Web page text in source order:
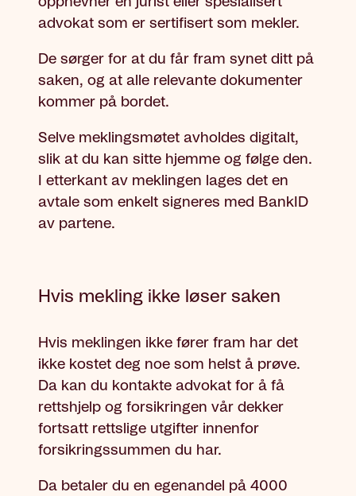
advokat som er sertifisert som mekler.
De sørger for at du får fram synet ditt på
saken, og at alle relevante dokumenter
kommer på bordet.
Selve meklingsmøtet avholdes digitalt,
slik at du kan sitte hjemme og følge den.
I etterkant av meklingen lages det en
avtale som enkelt signeres med BankID
av partene.
Hvis mekling ikke løser saken
Hvis meklingen ikke fører fram har det
ikke kostet deg noe som helst å prøve.
Da kan du kontakte advokat for å få
rettshjelp og forsikringen vår dekker
fortsatt rettslige utgifter innenfor
forsikringssummen du har.
Da betaler du en egenandel på 4000